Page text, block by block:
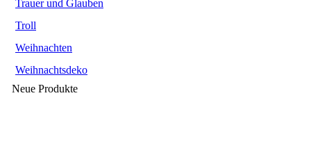
Trauer und Glauben
Troll
Weihnachten
Weihnachtsdeko
Neue Produkte